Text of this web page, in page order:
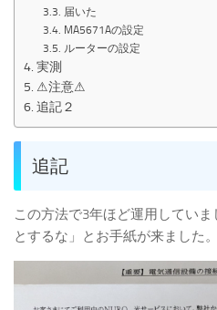
届いた
MA5671Aの設定
ルーターの設定
実測
⚠注意⚠
追記２
追記
この方法で3年ほど運用していま
とするな」とお手紙が来ました。